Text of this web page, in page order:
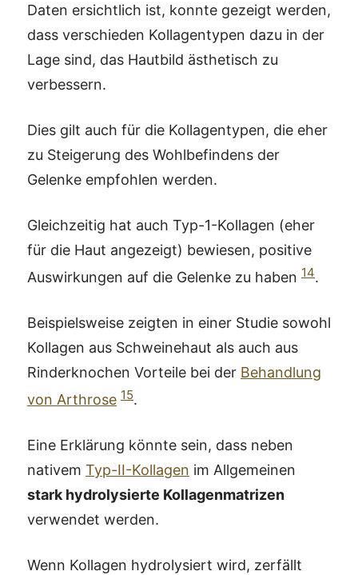
Daten ersichtlich ist, konnte gezeigt werden,
dass verschieden Kollagentypen dazu in der
Lage sind, das Hautbild ästhetisch zu
verbessern.
Dies gilt auch für die Kollagentypen, die eher
zu Steigerung des Wohlbefindens der
Gelenke empfohlen werden.
Gleichzeitig hat auch Typ-1-Kollagen (eher
für die Haut angezeigt) bewiesen, positive
Auswirkungen auf die Gelenke zu haben 14.
Beispielsweise zeigten in einer Studie sowohl
Kollagen aus Schweinehaut als auch aus
Rinderknochen Vorteile bei der Behandlung
von Arthrose 15.
Eine Erklärung könnte sein, dass neben
nativem Typ-II-Kollagen im Allgemeinen
stark hydrolysierte Kollagenmatrizen
verwendet werden.
Wenn Kollagen hydrolysiert wird, zerfällt